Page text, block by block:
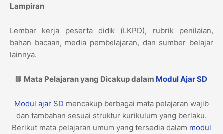
Lampiran
Lembar kerja peserta didik (LKPD), rubrik penilaian,
bahan bacaan, media pembelajaran, dan sumber belajar
lainnya.
📘 Mata Pelajaran yang Dicakup dalam Modul AjarSD
Modul ajar SD mencakup berbagai mata pelajaran wajib
dan tambahan sesuai struktur kurikulum yang berlaku.
Berikut mata pelajaran umum yang tersedia dalam modul